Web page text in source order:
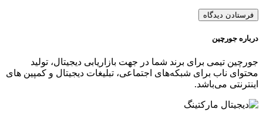
درباره جورچین
جورچین تیمی برای برند شما در جهت بازاریابی دیجیتال، تولید
محتوای ناب برای شبکه‌های اجتماعی، تبلیغات دیجیتال و کمپین های
اینترنتی می‌باشد.